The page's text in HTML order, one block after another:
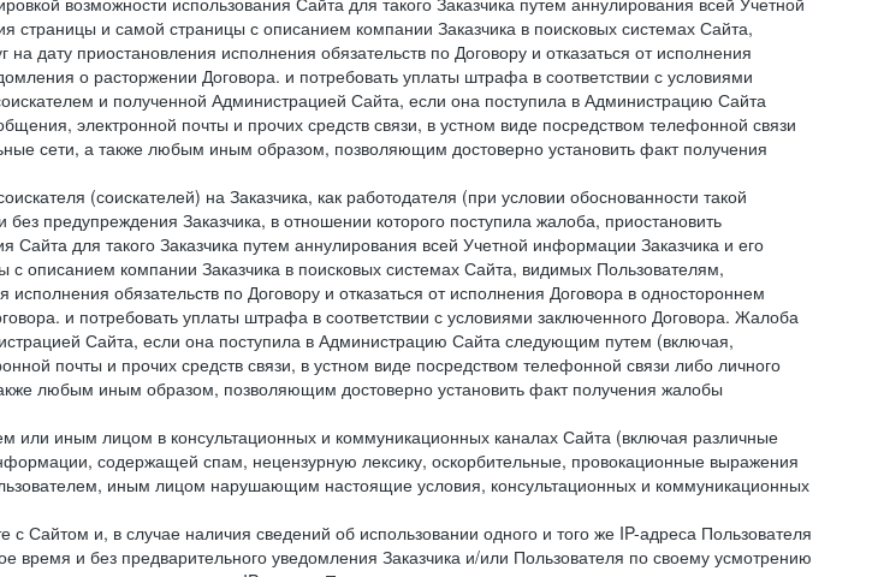
и самой страницы с описанием компании Заказчика в поисковых системах Сайта,
дату приостановления исполнения обязательств по Договору и отказаться от исполнения
о расторжении Договора. и потребовать уплаты штрафа в соответствии с условиями
и полученной Администрацией Сайта, если она поступила в Администрацию Сайта
электронной почты и прочих средств связи, в устном виде посредством телефонной связи
сети, а также любым иным образом, позволяющим достоверно установить факт получения
(соискателей) на Заказчика, как работодателя (при условии обоснованности такой
предупреждения Заказчика, в отношении которого поступила жалоба, приостановить
Сайта для такого Заказчика путем аннулирования всей Учетной информации Заказчика и его
описанием компании Заказчика в поисковых системах Сайта, видимых Пользователям,
обязательств по Договору и отказаться от исполнения Договора в одностороннем
и потребовать уплаты штрафа в соответствии с условиями заключенного Договора. Жалоба
Сайта, если она поступила в Администрацию Сайта следующим путем (включая,
почты и прочих средств связи, в устном виде посредством телефонной связи либо личного
любым иным образом, позволяющим достоверно установить факт получения жалобы
иным лицом в консультационных и коммуникационных каналах Сайта (включая различные
содержащей спам, нецензурную лексику, оскорбительные, провокационные выражения
иным лицом нарушающим настоящие условия, консультационных и коммуникационных
Сайтом и, в случае наличия сведений об использовании одного и того же IP-адреса Пользователя
и без предварительного уведомления Заказчика и/или Пользователя по своему усмотрению